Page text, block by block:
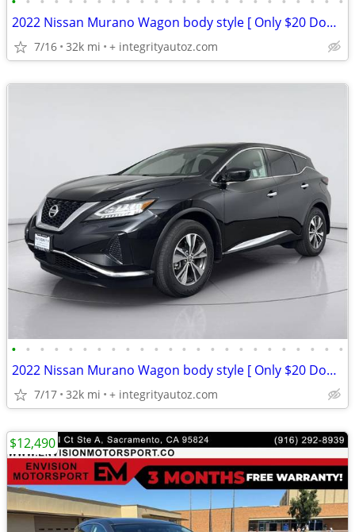
2022 Nissan Murano Wagon body style [ Only $20 Down/Low Monthly]
7/16 32k mi + integrityautoz.com
• • • • • • • • • • • • • • • • • • • • • • • •
2022 Nissan Murano Wagon body style [ Only $20 Down/Low Monthly]
7/17 32k mi + integrityautoz.com
$12,490